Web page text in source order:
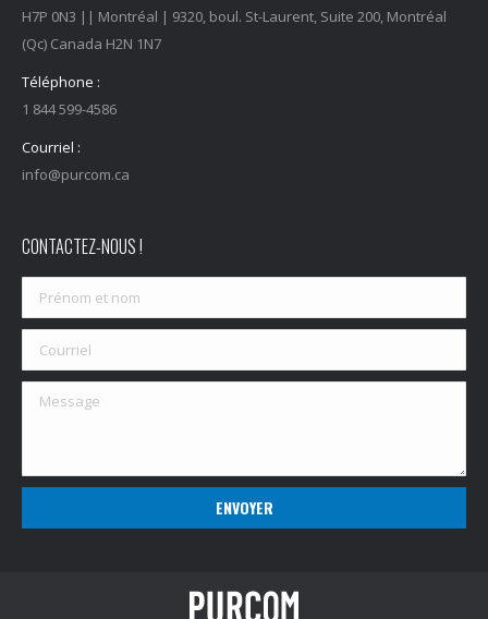
H7P 0N3 || Montréal | 9320, boul. St-Laurent, Suite 200, Montréal
(Qc) Canada H2N 1N7
Téléphone :
1 844 599-4586
Courriel :
info@purcom.ca
CONTACTEZ-NOUS !